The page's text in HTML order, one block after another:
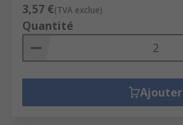
3,57 €(TVA exclue)
Quantité
Ajouter